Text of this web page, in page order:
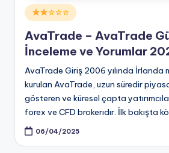
Posted
in
☆☆☆
AvaTrade – AvaTrade
İnceleme ve Yorumlar
AvaTrade Giriş 2006 yılında İrlanda
kurulan AvaTrade, uzun süredir
gösteren ve küresel çapta
forex ve CFD brokerıdır. İlk bakışta
06/04/2025